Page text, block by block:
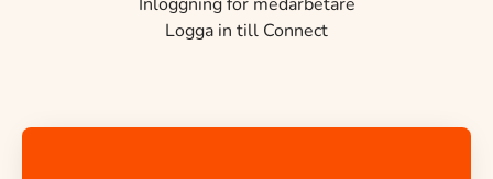
Logga in till Connect